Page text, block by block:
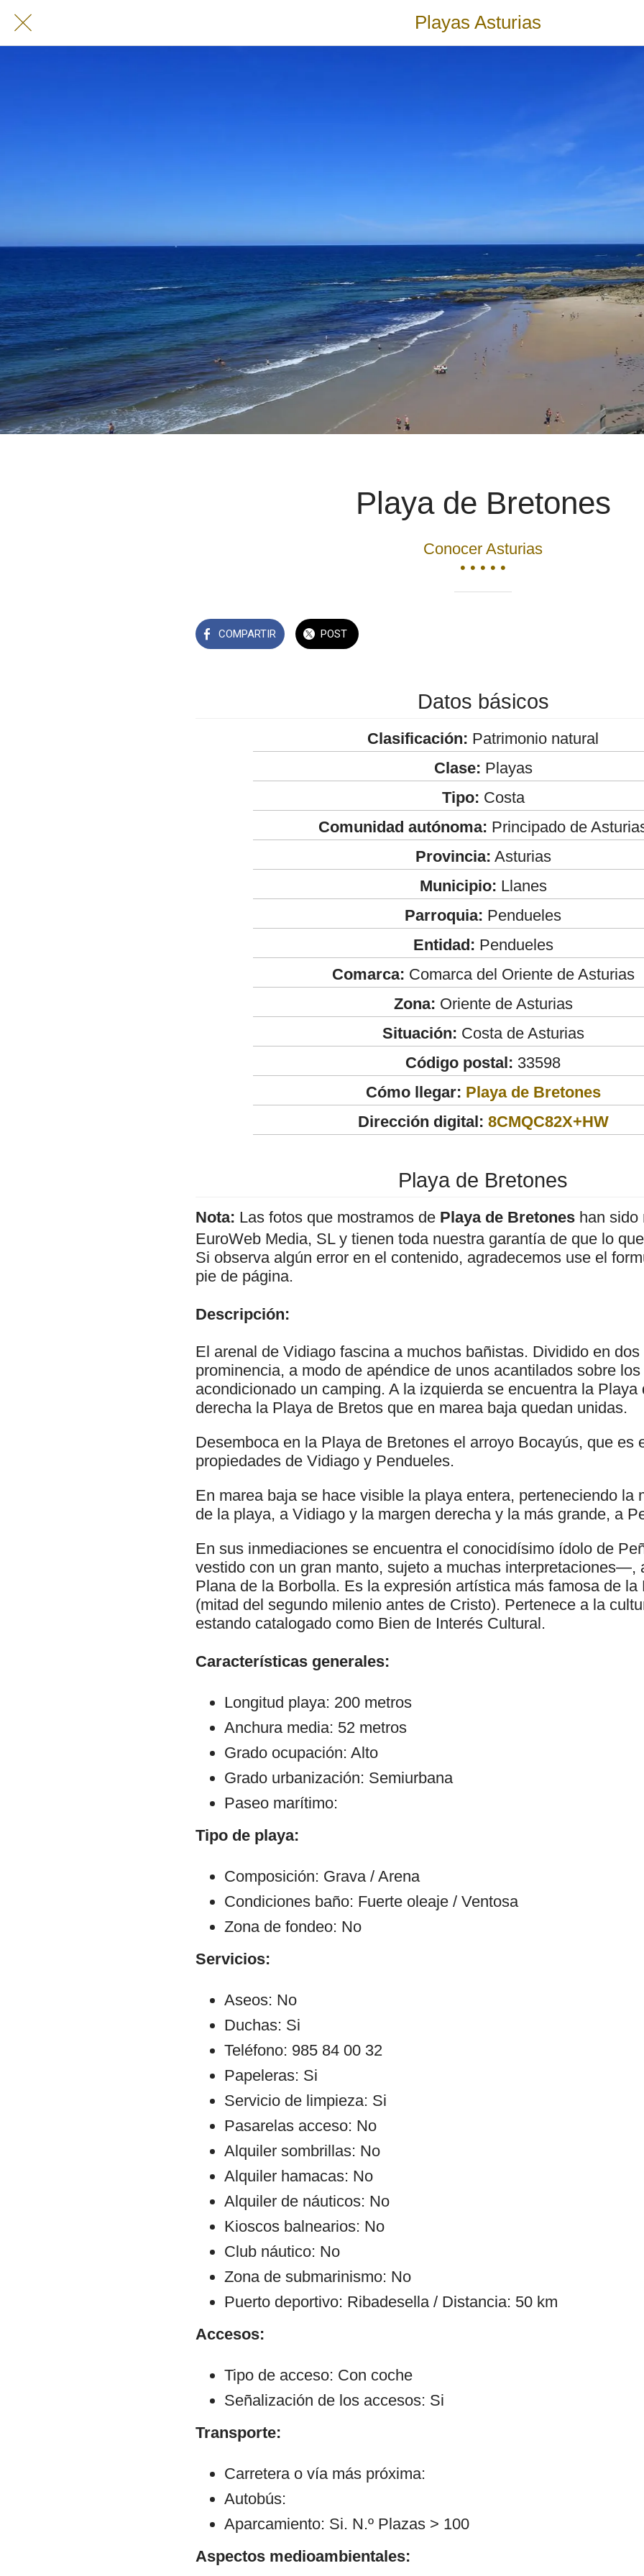
Playas Asturias
Playa de Bretones
Conocer Asturias
• • • • •
COMPARTIR POST
Datos básicos
Clasificación: Patrimonio natural
Clase: Playas
Tipo: Costa
Comunidad autónoma: Principado de
Provincia: Asturias
Municipio: Llanes
Parroquia: Pendueles
Entidad: Pendueles
Comarca: Comarca del Oriente de Asturias
Zona: Oriente de Asturias
Situación: Costa de Asturias
Código postal: 33598
Cómo llegar: Playa de Bretones
Dirección digital: 8CMQC82X+HW
Playa de Bretones
Nota: Las fotos que mostramos de Playa de Bretones han sido
EuroWeb Media, SL y tienen toda nuestra garantía de que lo
Si observa algún error en el contenido, agradecemos use el
pie de página.
Descripción:
El arenal de Vidiago fascina a muchos bañistas. Dividido en
prominencia, a modo de apéndice de unos acantilados sobre
acondicionado un camping. A la izquierda se encuentra la
derecha la Playa de Bretos que en marea baja quedan unidas.
Desemboca en la Playa de Bretones el arroyo Bocayús, que es
propiedades de Vidiago y Pendueles.
En marea baja se hace visible la playa entera, perteneciendo la
de la playa, a Vidiago y la margen derecha y la más grande, a
En sus inmediaciones se encuentra el conocidísimo ídolo de
vestido con un gran manto, sujeto a muchas interpretaciones—,
Plana de la Borbolla. Es la expresión artística más famosa de la
(mitad del segundo milenio antes de Cristo). Pertenece a la
estando catalogado como Bien de Interés Cultural.
Características generales:
Longitud playa: 200 metros
Anchura media: 52 metros
Grado ocupación: Alto
Grado urbanización: Semiurbana
Paseo marítimo:
Tipo de playa:
Composición: Grava / Arena
Condiciones baño: Fuerte oleaje / Ventosa
Zona de fondeo: No
Servicios:
Aseos: No
Duchas: Si
Teléfono: 985 84 00 32
Papeleras: Si
Servicio de limpieza: Si
Pasarelas acceso: No
Alquiler sombrillas: No
Alquiler hamacas: No
Alquiler de náuticos: No
Kioscos balnearios: No
Club náutico: No
Zona de submarinismo: No
Puerto deportivo: Ribadesella / Distancia: 50 km
Accesos:
Tipo de acceso: Con coche
Señalización de los accesos: Si
Transporte:
Carretera o vía más próxima:
Autobús:
Aparcamiento: Si. N.º Plazas > 100
Aspectos medioambientales: